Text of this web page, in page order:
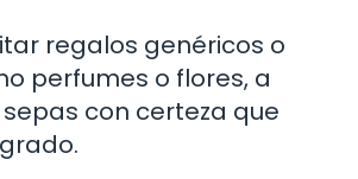
regalos genéricos o
perfumes o flores, a
con certeza que